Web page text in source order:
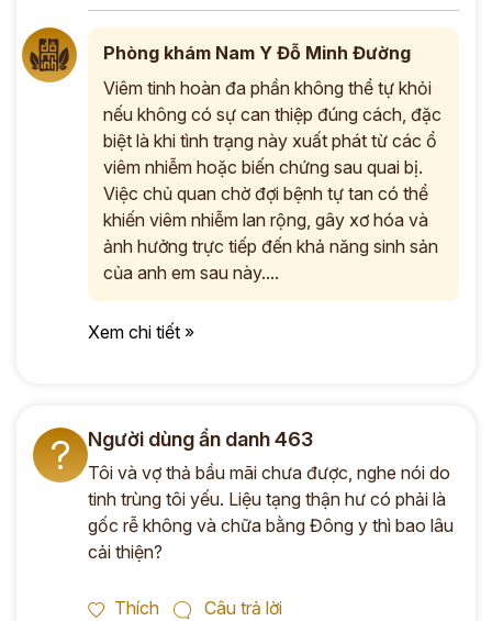
Phòng khám Nam Y Đỗ Minh Đường
Viêm tinh hoàn đa phần không thể tự khỏi
nếu không có sự can thiệp đúng cách, đặc
biệt là khi tình trạng này xuất phát từ các ổ
viêm nhiễm hoặc biến chứng sau quai bị.
Việc chủ quan chờ đợi bệnh tự tan có thể
khiến viêm nhiễm lan rộng, gây xơ hóa và
ảnh hưởng trực tiếp đến khả năng sinh sản
của anh em sau này....
Xem chi tiết »
? Người dùng ẩn danh 463
Tôi và vợ thả bầu mãi chưa được, nghe nói do
tinh trùng tôi yếu. Liệu tạng thận hư có phải là
gốc rễ không và chữa bằng Đông y thì bao lâu
cải thiện?
Thích Câu trả lời